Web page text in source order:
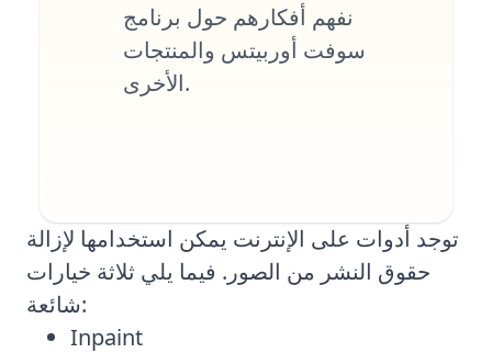
نفهم أفكارهم حول برنامج
سوفت أوربيتس والمنتجات
الأخرى.
توجد أدوات على الإنترنت يمكن استخدامها لإزالة
حقوق النشر من الصور. فيما يلي ثلاثة خيارات
شائعة:
Inpaint